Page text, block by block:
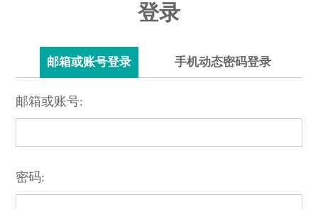
登录
邮箱或账号登录 手机动态密码登录
邮箱或账号:
密码: